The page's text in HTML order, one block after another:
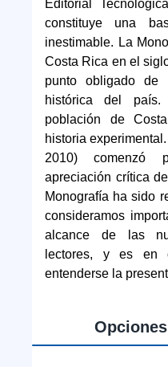
Editorial
constituye una
inestimable. La
Costa Rica en el
punto obligado de
histórica del
población de
historia
2010) comenzó
apreciación crítica
Monografía ha sido
consideramos
alcance de las
lectores, y es en
entenderse la